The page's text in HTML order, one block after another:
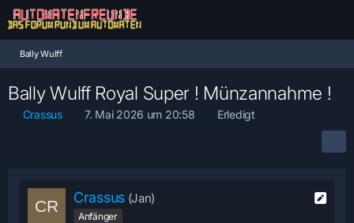
Bally Wulff
Bally Wulff Royal Super ! Münzannahme !
Crassus 7. Mai 2026 um 20:58 Erledigt
Crassus (Jan)
Anfänger